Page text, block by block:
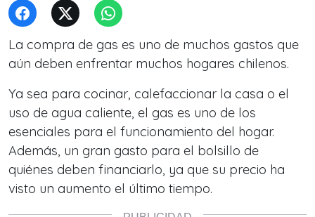
La compra de gas es uno de muchos gastos que
aún deben enfrentar muchos hogares chilenos.
Ya sea para cocinar, calefaccionar la casa o el
uso de agua caliente, el gas es uno de los
esenciales para el funcionamiento del hogar.
Además, un gran gasto para el bolsillo de
quiénes deben financiarlo, ya que su precio ha
visto un aumento el último tiempo.